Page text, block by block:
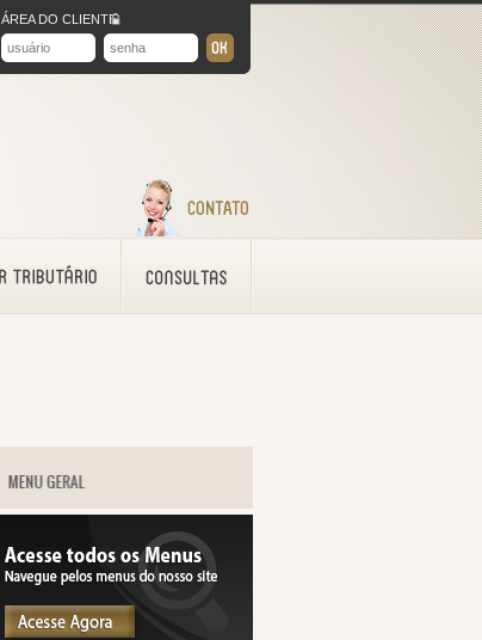
ÁREA DO CLIENTE